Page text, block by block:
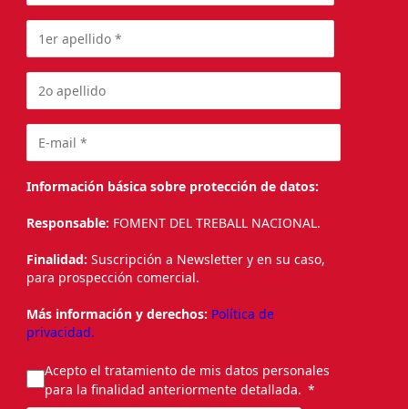
Información básica sobre protección de datos:
Responsable: FOMENT DEL TREBALL NACIONAL.
Finalidad: Suscripción a Newsletter y en su caso,
para prospección comercial.
Más información y derechos: Política de
privacidad.
Acepto el tratamiento de mis datos personales
para la finalidad anteriormente detallada.